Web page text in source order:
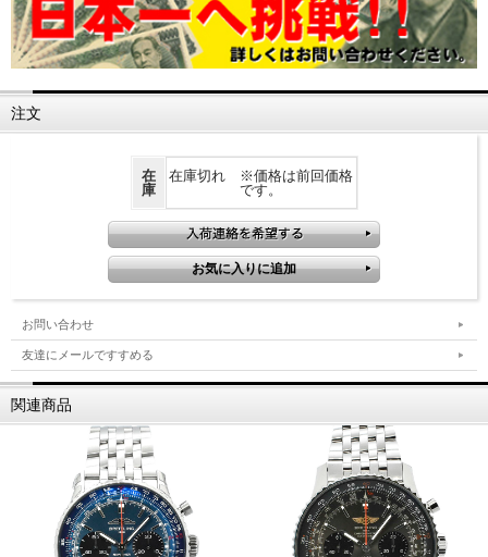
注文
在
庫
在庫切れ ※価格は前回価格
です。
お問い合わせ
友達にメールですすめる
関連商品